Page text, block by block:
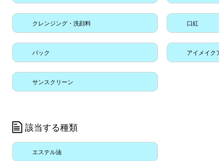
クレンジング・洗顔料 口紅
パック アイメイク
サンスクリーン
該当する種類
エステル油